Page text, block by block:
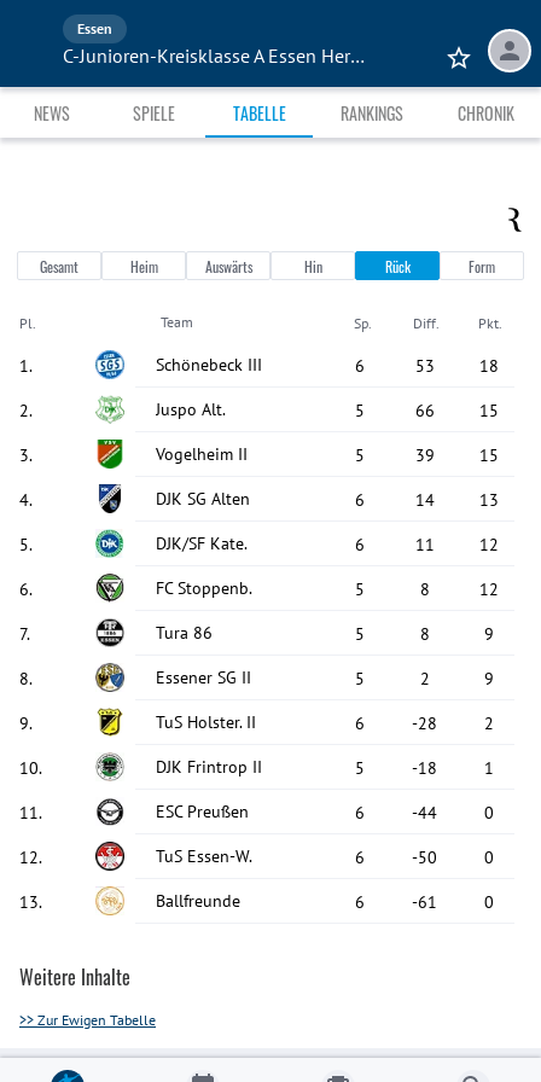
Essen
C-Junioren-Kreisklasse A Essen Herbst 25
NEWS SPIELE TABELLE RANKINGS CHRONIK
Gesamt Heim Auswärts Hin Rück Form
Pl. Team Sp. Diff. Pkt.
1. Schönebeck III 6 53 18
2. Juspo Alt. 5 66 15
3. Vogelheim II 5 39 15
4. DJK SG Alten 6 14 13
5. DJK/SF Kate. 6 11 12
6. FC Stoppenb. 5 8 12
7. Tura 86 5 8 9
8. Essener SG II 5 2 9
9. TuS Holster. II 6 -28 2
10. DJK Frintrop II 5 -18 1
11. ESC Preußen 6 -44 0
12. TuS Essen-W. 6 -50 0
13. Ballfreunde 6 -61 0
Weitere Inhalte
>> Zur Ewigen Tabelle